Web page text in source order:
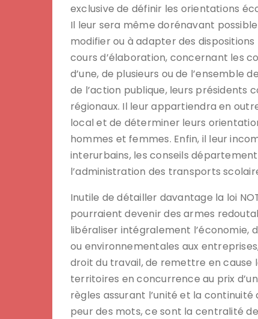
exclusive de définir les orientations
Il leur sera même dorénavant
modifier ou à adapter des
cours d’élaboration, concernant les
d’une, de plusieurs ou de l’ensemble
de l’action publique, leurs présidents
régionaux. Il leur appartiendra en
local et de déterminer leurs
hommes et femmes. Enfin, il leur
interurbains, les conseils
l’administration des transports
Inutile de détailler davantage la loi
pourraient devenir des armes
libéraliser intégralement l’économie,
ou environnementales aux
droit du travail, de remettre en cause
territoires en concurrence au prix
règles assurant l’unité et la continuité
peur des mots, ce sont la centralité